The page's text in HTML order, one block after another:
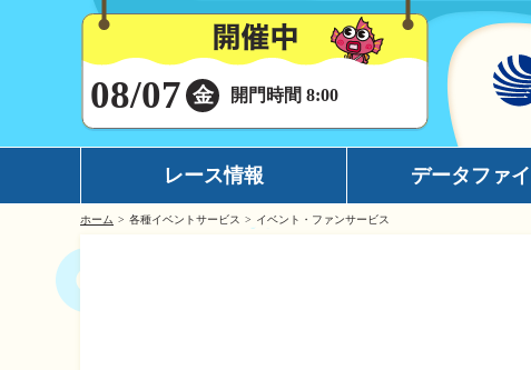
08/07 金 開門時間 8:00
レース情報
シリーズインデックス
データファ
ホーム 各種イベントサービス イベント・ファンサービス